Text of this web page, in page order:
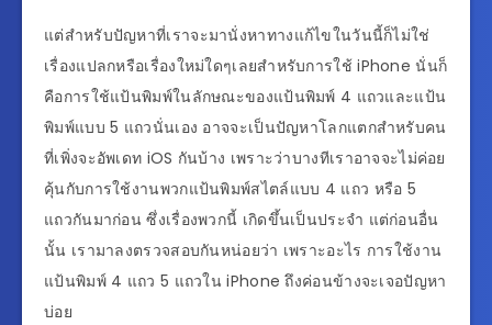
แต่สำหรับปัญหาที่เราจะมานั่งหาทางแก้ไขในวันนี้ก็ไม่ใช่
เรื่องแปลกหรือเรื่องใหม่ใดๆเลยสำหรับการใช้ iPhone นั่นก็
คือการใช้แป้นพิมพ์ในลักษณะของแป้นพิมพ์ 4 แถวและแป้น
พิมพ์แบบ 5 แถวนั่นเอง อาจจะเป็นปัญหาโลกแตกสำหรับคน
ที่เพิ่งจะอัพเดท iOS กันบ้าง เพราะว่าบางทีเราอาจจะไม่ค่อย
คุ้นกับการใช้งานพวกแป้นพิมพ์สไตล์แบบ 4 แถว หรือ 5
แถวกันมาก่อน ซึ่งเรื่องพวกนี้ เกิดขึ้นเป็นประจำ แต่ก่อนอื่น
นั้น เรามาลงตรวจสอบกันหน่อยว่า เพราะอะไร การใช้งาน
แป้นพิมพ์ 4 แถว 5 แถวใน iPhone ถึงค่อนข้างจะเจอปัญหา
บ่อย